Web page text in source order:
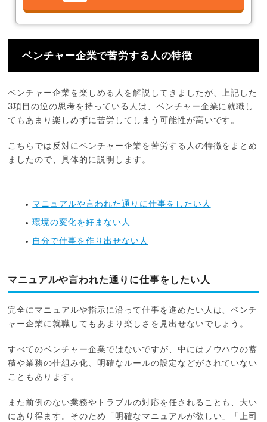
ベンチャー企業で苦労する人の特徴
ベンチャー企業を楽しめる人を解説してきましたが、上記した
3項目の逆の思考を持っている人は、ベンチャー企業に就職し
てもあまり楽しめずに苦労してしまう可能性が高いです。
こちらでは反対にベンチャー企業を苦労する人の特徴をまとめ
ましたので、具体的に説明します。
マニュアルや言われた通りに仕事をしたい人
環境の変化を好まない人
自分で仕事を作り出せない人
マニュアルや言われた通りに仕事をしたい人
完全にマニュアルや指示に沿って仕事を進めたい人は、ベンチ
ャー企業に就職してもあまり楽しさを見出せないでしょう。
すべてのベンチャー企業ではないですが、中にはノウハウの蓄
積や業務の仕組み化、明確なルールの設定などがされていない
こともあります。
また前例のない業務やトラブルの対応を任されることも、大い
にあり得ます。そのため「明確なマニュアルが欲しい」「上司